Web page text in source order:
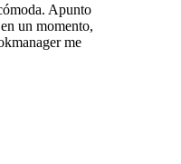
Apunto
un momento,
me